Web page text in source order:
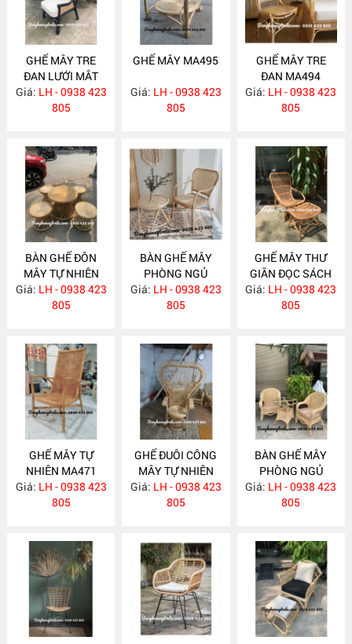
GHẾ MÂY TRE
ĐAN LƯỚI MẮT
CÁO MA496
Giá: LH - 0938 423
805
GHẾ MÂY MA495
Giá: LH - 0938 423
805
GHẾ MÂY TRE
ĐAN MA494
Giá: LH - 0938 423
805
BÀN GHẾ ĐÔN
MÂY TỰ NHIÊN
MA482
Giá: LH - 0938 423
805
BÀN GHẾ MÂY
PHÒNG NGỦ
MA479
Giá: LH - 0938 423
805
GHẾ MÂY THƯ
GIÃN ĐỌC SÁCH
KÈM ĐÔN GÁC
CHÂN MA475
Giá: LH - 0938 423
805
GHẾ MÂY TỰ
NHIÊN MA471
Giá: LH - 0938 423
805
GHẾ ĐUÔI CÔNG
MÂY TỰ NHIÊN
MA470
Giá: LH - 0938 423
805
BÀN GHẾ MÂY
PHÒNG NGỦ
MA469
Giá: LH - 0938 423
805